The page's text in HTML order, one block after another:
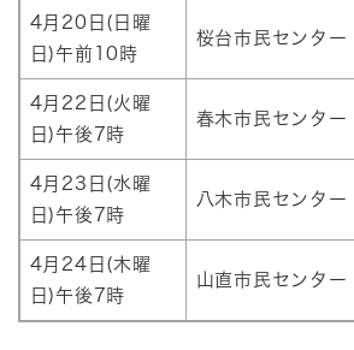
4月20日(日曜
日)午前10時
桜台市民センター
4月22日(火曜
日)午後7時
春木市民センター
4月23日(水曜
日)午後7時
八木市民センター
4月24日(木曜
日)午後7時
山直市民センター